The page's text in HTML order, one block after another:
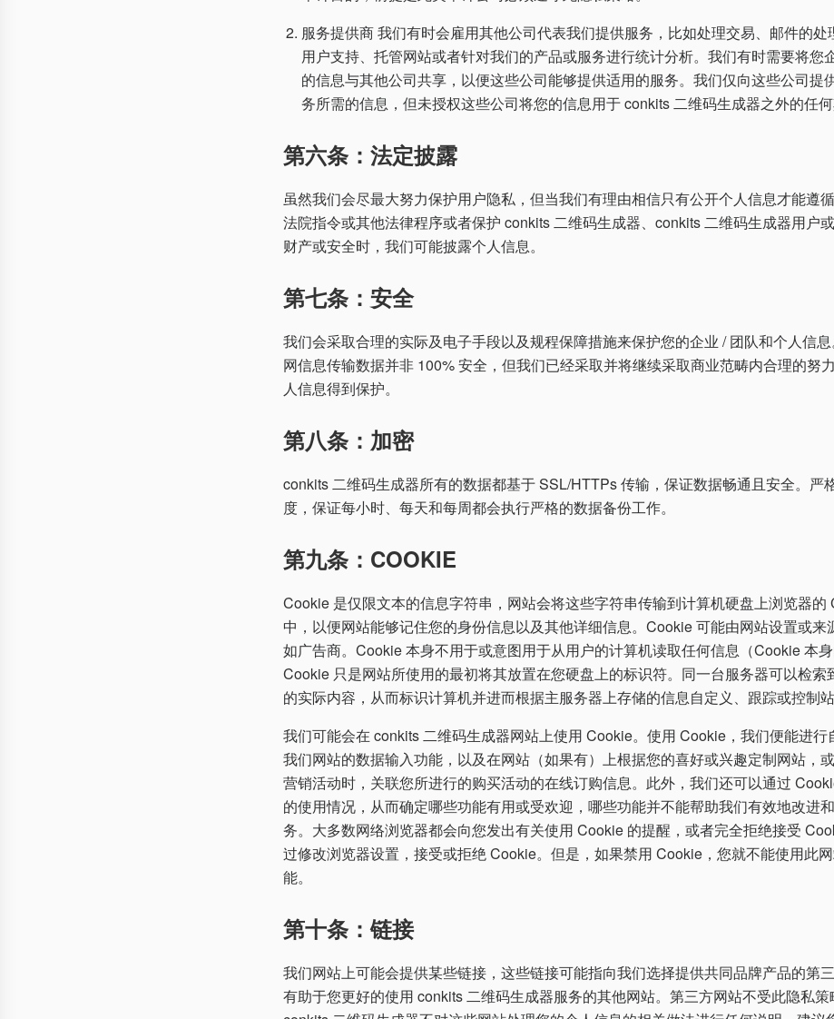
服务提供商 我们有时会雇用其他公司代表我们提供服务，比如处理交易、邮件的处
用户支持、托管网站或者针对我们的产品或服务进行统计分析。我们有时需要将您
的信息与其他公司共享，以便这些公司能够提供适用的服务。我们仅向这些公司提
务所需的信息，但未授权这些公司将您的信息用于 conkits 二维码生成器之外的任何
第六条：法定披露
虽然我们会尽最大努力保护用户隐私，但当我们有理由相信只有公开个人信息才能遵循
法院指令或其他法律程序或者保护 conkits 二维码生成器、conkits 二维码生成器用户或
财产或安全时，我们可能披露个人信息。
第七条：安全
我们会采取合理的实际及电子手段以及规程保障措施来保护您的企业 / 团队和个人信
网信息传输数据并非 100% 安全，但我们已经采取并将继续采取商业范畴内合理的努
人信息得到保护。
第八条：加密
conkits 二维码生成器所有的数据都基于 SSL/HTTPs 传输，保证数据畅通且安全。严
度，保证每小时、每天和每周都会执行严格的数据备份工作。
第九条：COOKIE
Cookie 是仅限文本的信息字符串，网站会将这些字符串传输到计算机硬盘上浏览器的
中，以便网站能够记住您的身份信息以及其他详细信息。Cookie 可能由网站设置或来
如广告商。Cookie 本身不用于或意图用于从用户的计算机读取任何信息（Cookie 本身
Cookie 只是网站所使用的最初将其放置在您硬盘上的标识符。同一台服务器可以检索
的实际内容，从而标识计算机并进而根据主服务器上存储的信息自定义、跟踪或控制站
我们可能会在 conkits 二维码生成器网站上使用 Cookie。使用 Cookie，我们便能进行
我们网站的数据输入功能，以及在网站（如果有）上根据您的喜好或兴趣定制网站，
营销活动时，关联您所进行的购买活动的在线订购信息。此外，我们还可以通过
的使用情况，从而确定哪些功能有用或受欢迎，哪些功能并不能帮助我们有效地改进
务。大多数网络浏览器都会向您发出有关使用 Cookie 的提醒，或者完全拒绝接受
过修改浏览器设置，接受或拒绝 Cookie。但是，如果禁用 Cookie，您就不能使用此
能。
第十条：链接
我们网站上可能会提供某些链接，这些链接可能指向我们选择提供共同品牌产品的第
有助于您更好的使用 conkits 二维码生成器服务的其他网站。第三方网站不受此隐私策